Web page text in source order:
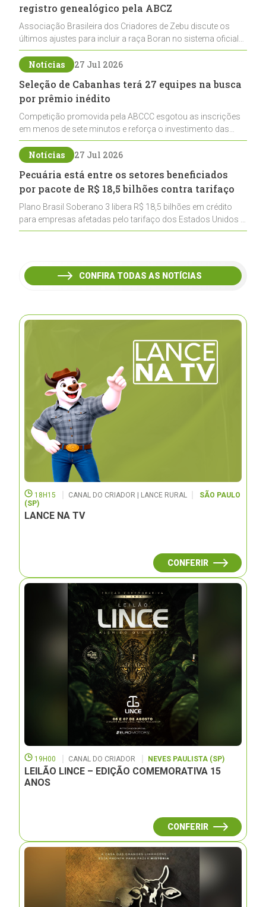
registro genealógico pela ABCZ
Associação Brasileira dos Criadores de Zebu discute os
últimos ajustes para incluir a raça Boran no sistema oficial
de registros, abrindo caminho para sua expansão na
pecuária nacional
Notícias 27 Jul 2026
Seleção de Cabanhas terá 27 equipes na busca
por prêmio inédito
Competição promovida pela ABCCC esgotou as inscrições
em menos de sete minutos e reforça o investimento das
cabanhas na seleção genética de Cavalos Crioulos voltados
ao laço
Notícias 27 Jul 2026
Pecuária está entre os setores beneficiados
por pacote de R$ 18,5 bilhões contra tarifaço
Plano Brasil Soberano 3 libera R$ 18,5 bilhões em crédito
para empresas afetadas pelo tarifaço dos Estados Unidos e
inclui a pecuária entre os setores estratégicos
CONFIRA TODAS AS NOTÍCIAS
18H15 CANAL DO CRIADOR | LANCE RURAL
SÃO PAULO
(SP)
LANCE NA TV
CONFERIR
19H00 CANAL DO CRIADOR NEVES PAULISTA (SP)
LEILÃO LINCE – EDIÇÃO COMEMORATIVA 15
ANOS
CONFERIR